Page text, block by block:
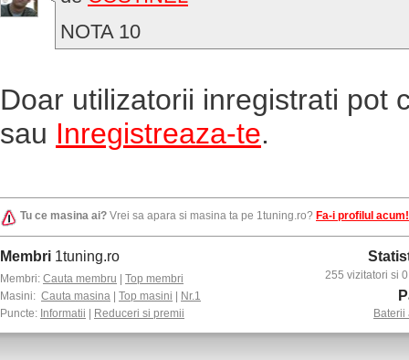
NOTA 10
Doar utilizatorii inregistrati pot
sau Inregistreaza-te.
Tu ce masina ai? Vrei sa apara si masina ta pe 1tuning.ro? Fa-i profilul acum!
Membri 1tuning.ro
Membri: Cauta membru
Top membri
Masini: Cauta masina Top masini
Nr.1
Puncte: Informatii Reduceri si premii
255 vizitatori si